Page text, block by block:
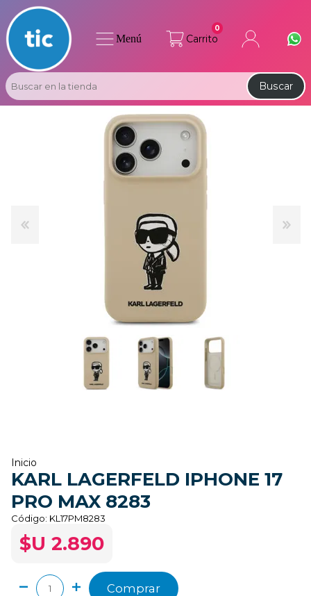
Carrito
0
Buscar
Menú
Inicio
KARL LAGERFELD IPHONE 17
PRO MAX 8283
Código: KL17PM8283
$U 2.890
Comprar